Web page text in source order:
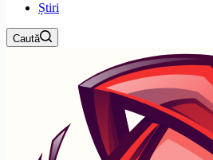
Știri
Caută